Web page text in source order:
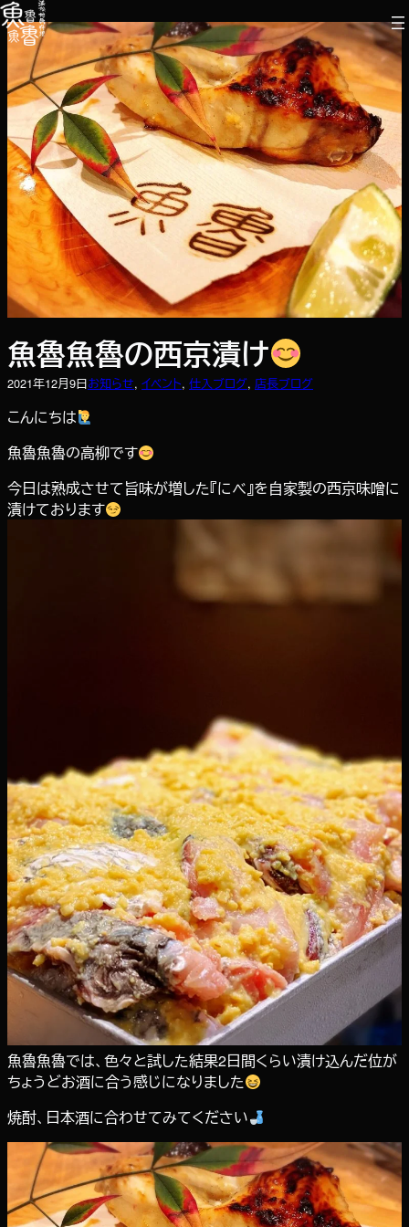
内
容
ス
キ
プ
魚魯魚魯の西京漬け
2021年12月9日お知らせ, イベント, 仕入ブログ, 店長ブログ
こんにちは
魚魯魚魯の高柳です
今日は熟成させて旨味が増した『にべ』を自家製の西京味噌に
漬けております
魚魯魚魯では、色々と試した結果2日間くらい漬け込んだ位が
ちょうどお酒に合う感じになりました
焼酎、日本酒に合わせてみてください